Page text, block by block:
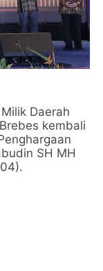
Daerah
kembali
SH MH